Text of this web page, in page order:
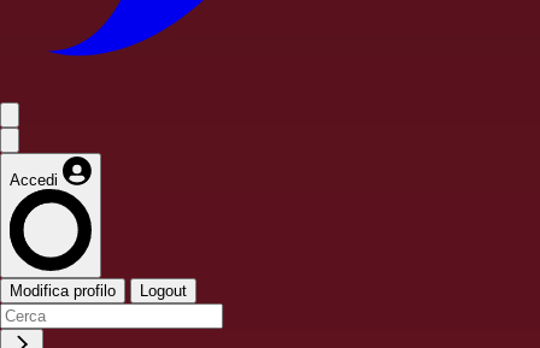
Accedi
Modifica profilo Logout